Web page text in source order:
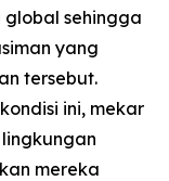
sehingga
yang
tersebut.
ini, mekar
mereka